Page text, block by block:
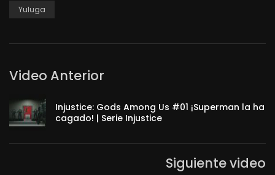
Yuluga
Video Anterior
Injustice: Gods Among Us #01 ¡Superman la ha
cagado! | Serie Injustice
Siguiente video